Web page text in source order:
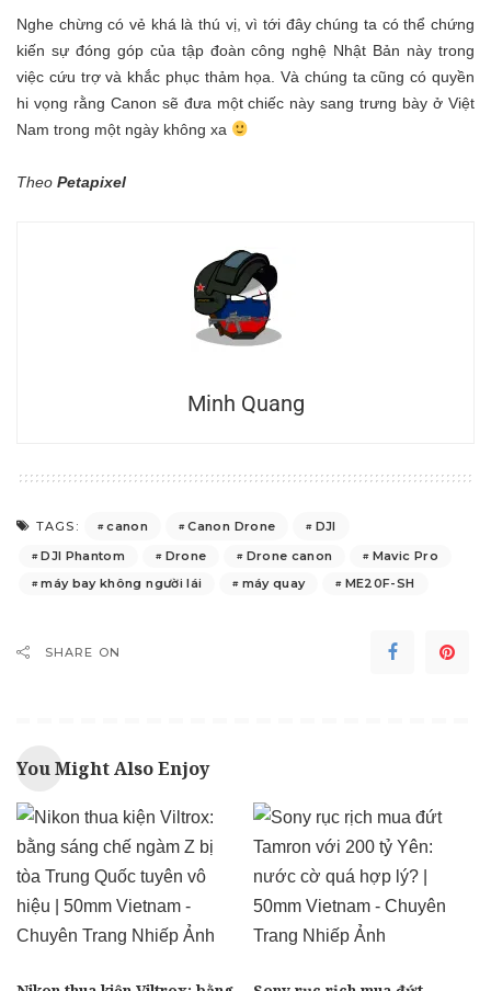
Nghe chừng có vẻ khá là thú vị, vì tới đây chúng ta có thể chứng
kiến sự đóng góp của tập đoàn công nghệ Nhật Bản này trong
việc cứu trợ và khắc phục thảm họa. Và chúng ta cũng có quyền
hi vọng rằng Canon sẽ đưa một chiếc này sang trưng bày ở Việt
Nam trong một ngày không xa
Theo Petapixel
Minh Quang
TAGS: canon Canon Drone
DJI
DJI Phantom
Drone Drone canon
Mavic Pro
máy bay không người lái
máy quay ME20F-SH
SHARE ON
You Might Also Enjoy